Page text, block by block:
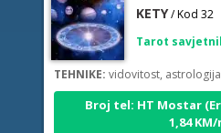
TEHNIKE:vidovitost,
Broj tel: HT Mostar
1,84